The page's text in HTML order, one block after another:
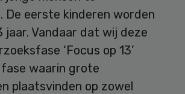
De eerste kinderen worden
jaar. Vandaar dat wij deze
‘Focus op 13’
fase waarin grote
plaatsvinden op zowel